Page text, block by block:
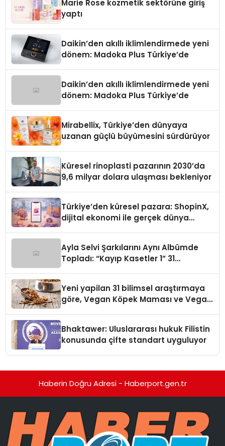
Marie Rose kozmetik sektörüne giriş
yaptı
Daikin’den akıllı iklimlendirmede yeni
dönem: Madoka Plus Türkiye’de
Daikin’den akıllı iklimlendirmede yeni
dönem: Madoka Plus Türkiye’de
Mirabellix, Türkiye’den dünyaya
uzanan güçlü büyümesini sürdürüyor
Küresel rinoplasti pazarının 2030’da
9,6 milyar dolara ulaşması bekleniyor
Türkiye’den küresel pazara: ShopinX,
dijital ekonomi ile gerçek dünya
Ayla Selvi Şarkılarını Aynı Albümde
Topladı: “Kayıp Kasetler 1” 31
Yeni yapilan 31 bilimsel araştırmaya
göre, Vegan Köpek Maması ve Vegan
Bhaktawer: Uluslararası hukuk Filistin
konusunda çifte standart uyguluyor
Haberin Doğru Adresi - Haberport.gen.tr